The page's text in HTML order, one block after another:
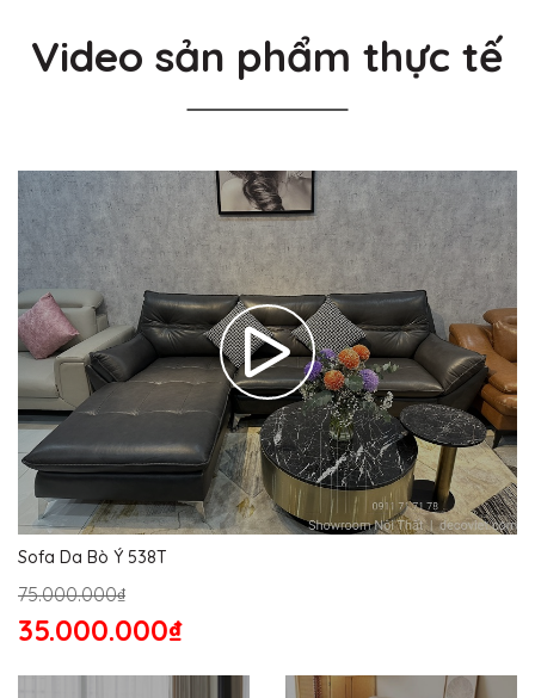
Video sản phẩm thực tế
Sofa Da Bò Ý 538T
75.000.000₫
35.000.000₫